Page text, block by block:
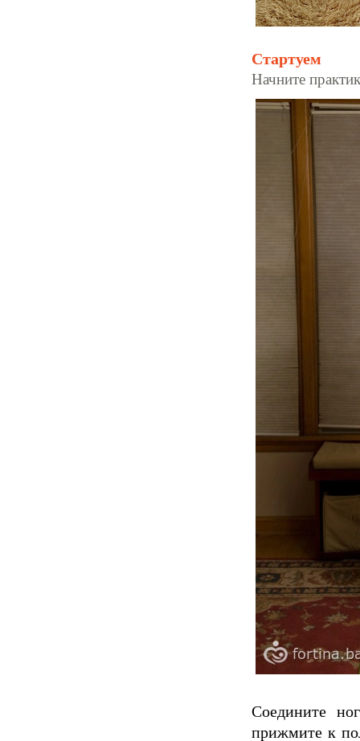
Стартуем
Начните
Соедините
прижмите к